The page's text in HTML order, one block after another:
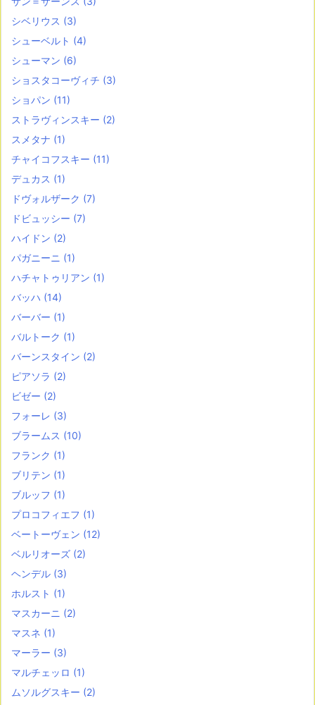
シベリウス (3)
シューベルト (4)
シューマン (6)
ショスタコーヴィチ (3)
ショパン (11)
ストラヴィンスキー (2)
スメタナ (1)
チャイコフスキー (11)
デュカス (1)
ドヴォルザーク (7)
ドビュッシー (7)
ハイドン (2)
パガニーニ (1)
ハチャトゥリアン (1)
バッハ (14)
バーバー (1)
バルトーク (1)
バーンスタイン (2)
ピアソラ (2)
ビゼー (2)
フォーレ (3)
ブラームス (10)
フランク (1)
ブリテン (1)
ブルッフ (1)
プロコフィエフ (1)
ベートーヴェン (12)
ベルリオーズ (2)
ヘンデル (3)
ホルスト (1)
マスカーニ (2)
マスネ (1)
マーラー (3)
マルチェッロ (1)
ムソルグスキー (2)